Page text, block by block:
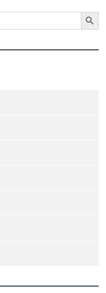
Search Button